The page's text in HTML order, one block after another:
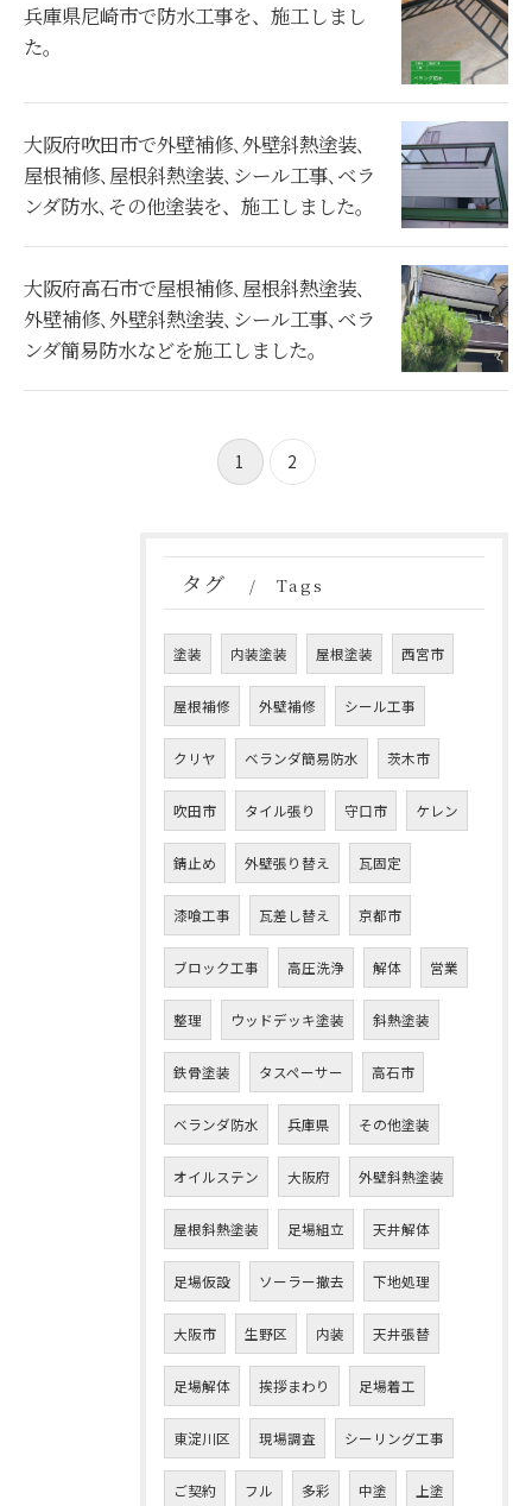
兵庫県尼崎市で防水工事を、施工しまし
た。
大阪府吹田市で外壁補修､外壁斜熱塗装､
屋根補修､屋根斜熱塗装､シール工事､ベラ
ンダ防水､その他塗装を、施工しました。
大阪府高石市で屋根補修､屋根斜熱塗装､
外壁補修､外壁斜熱塗装､シール工事､ベラ
ンダ簡易防水などを施工しました。
1 2
タグ Tags
塗装 内装塗装 屋根塗装 西宮市
屋根補修 外壁補修 シール工事
クリヤ ベランダ簡易防水 茨木市
吹田市 タイル張り 守口市 ケレン
錆止め 外壁張り替え 瓦固定
漆喰工事 瓦差し替え 京都市
ブロック工事 高圧洗浄 解体 営業
整理 ウッドデッキ塗装 斜熱塗装
鉄骨塗装 タスペーサー 高石市
ベランダ防水 兵庫県 その他塗装
オイルステン 大阪府 外壁斜熱塗装
屋根斜熱塗装 足場組立 天井解体
足場仮設 ソーラー撤去 下地処理
大阪市 生野区 内装 天井張替
足場解体 挨拶まわり 足場着工
東淀川区 現場調査 シーリング工事
ご契約 フル 多彩 中塗 上塗